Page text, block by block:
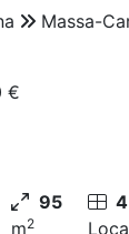
Massa-
€
95
m2
4